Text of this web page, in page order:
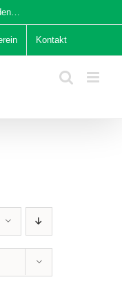
Kontakt